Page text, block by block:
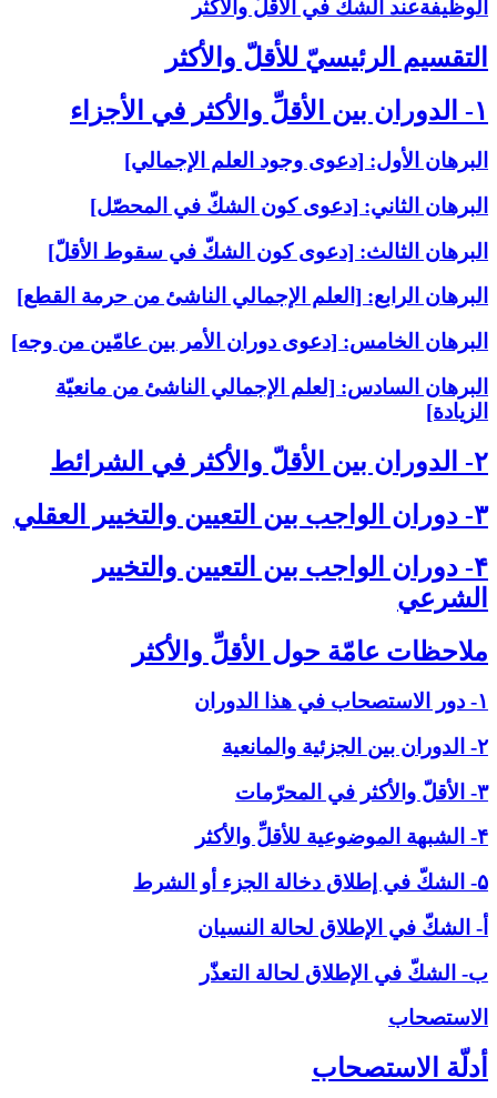
الوظيفةعند الشكّ في الأقلّ والأكثر
التقسيم الرئيسيّ للأقلّ والأكثر
۱- الدوران بين الأقلِّ والأكثر في الأجزاء
البرهان الأول: [دعوى وجود العلم الإجمالي‏]
البرهان الثاني: [دعوى كون الشكّ في المحصّل‏]
البرهان الثالث: [دعوى كون الشكّ في سقوط الأقلّ‏]
البرهان الرابع: [العلم الإجمالي الناشئ من حرمة القطع‏]
البرهان الخامس: [دعوى دوران الأمر بين عامّين من وجه‏]
البرهان السادس: [لعلم الإجمالي الناشئ من مانعيّة
الزيادة]
۲- الدوران بين الأقلّ والأكثر في الشرائط
۳- دوران الواجب بين التعيين والتخيير العقلي‏
۴- دوران الواجب بين التعيين والتخيير
الشرعي‏
ملاحظات عامّة حول الأقلِّ والأكثر
۱- دور الاستصحاب في هذا الدوران
۲- الدوران بين الجزئية والمانعية
۳- الأقلّ والأكثر في المحرّمات
۴- الشبهة الموضوعية للأقلِّ والأكثر
۵- الشكّ في إطلاق دخالة الجزء أو الشرط
أ- الشكّ في الإطلاق لحالة النسيان
ب- الشكّ في الإطلاق لحالة التعذّر
الاستصحاب‏
أدلّة الاستصحاب‏